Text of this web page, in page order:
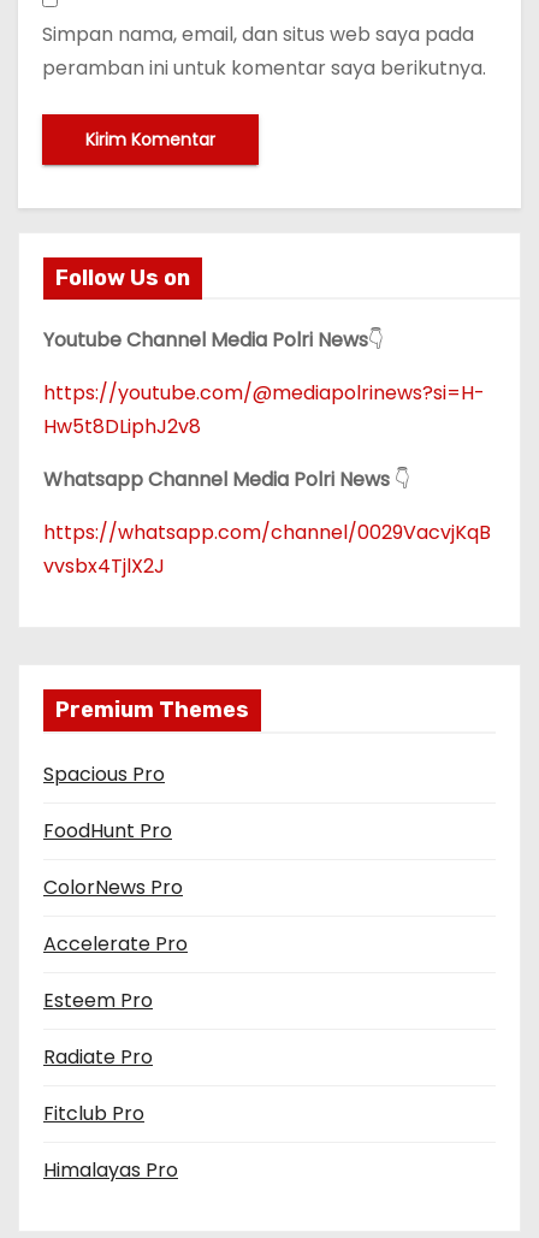
Simpan nama, email, dan situs web saya pada
peramban ini untuk komentar saya berikutnya.
Follow Us on
Youtube Channel Media Polri News👇
https://youtube.com/@mediapolrinews?si=H-
Hw5t8DLiphJ2v8
Whatsapp Channel Media Polri News 👇
https://whatsapp.com/channel/0029VacvjKqB
vvsbx4TjlX2J
Premium Themes
Spacious Pro
FoodHunt Pro
ColorNews Pro
Accelerate Pro
Esteem Pro
Radiate Pro
Fitclub Pro
Himalayas Pro